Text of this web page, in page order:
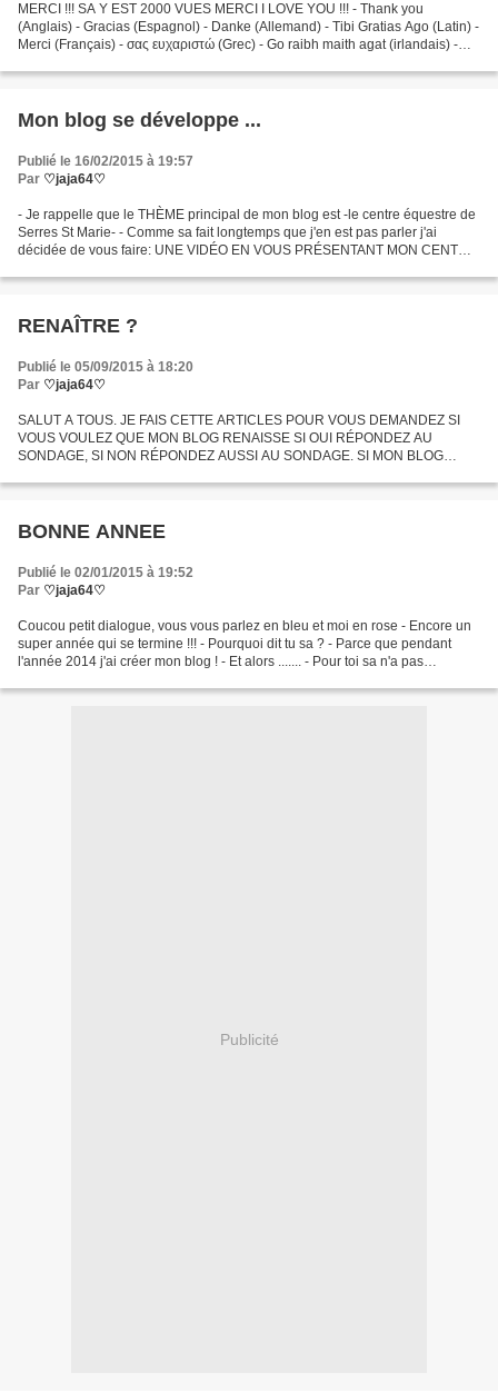
MERCI !!! SA Y EST 2000 VUES MERCI I LOVE YOU !!! - Thank you
(Anglais) - Gracias (Espagnol) - Danke (Allemand) - Tibi Gratias Ago (Latin) -
Merci (Français) - σας ευχαριστώ (Grec) - Go raibh maith agat (irlandais) -
Mon blog se développe ...
Publié le 16/02/2015 à 19:57
Par ♡jaja64♡
- Je rappelle que le THÈME principal de mon blog est -le centre équestre de
Serres St Marie- - Comme sa fait longtemps que j'en est pas parler j'ai
décidée de vous faire: UNE VIDÉO EN VOUS PRÉSENTANT MON CENTRE
RENAÎTRE ?
Publié le 05/09/2015 à 18:20
Par ♡jaja64♡
SALUT A TOUS. JE FAIS CETTE ARTICLES POUR VOUS DEMANDEZ SI
VOUS VOULEZ QUE MON BLOG RENAISSE SI OUI RÉPONDEZ AU
SONDAGE, SI NON RÉPONDEZ AUSSI AU SONDAGE. SI MON BLOG
vous...
BONNE ANNEE
Publié le 02/01/2015 à 19:52
Par ♡jaja64♡
Coucou petit dialogue, vous vous parlez en bleu et moi en rose - Encore un
super année qui se termine !!! - Pourquoi dit tu sa ? - Parce que pendant
l'année 2014 j'ai créer mon blog ! - Et alors ....... - Pour toi sa n'a pas
Publicité